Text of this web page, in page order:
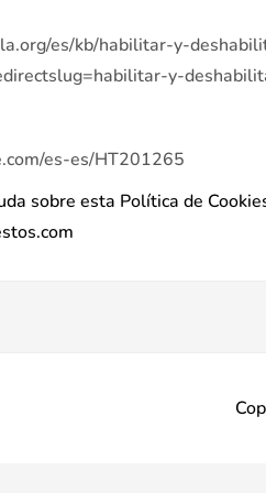
es/kb/habilitar-y-
y-
es-es/HT201265
sobre esta Política de